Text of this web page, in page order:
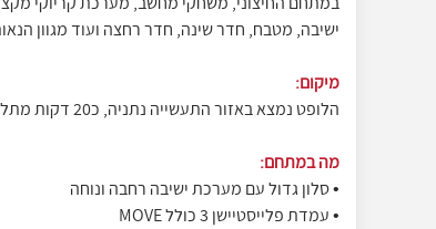
ישיבה, מטבח, חדר שינה, חדר רחצה ועוד מגוון
מיקום:
הלופט נמצא באזור התעשייה נתניה, כ20 דקות מתל אביב
מה במתחם:
• סלון גדול עם מערכת ישיבה רחבה ונוחה
• עמדת פלייסטיישן 3 כולל MOVE